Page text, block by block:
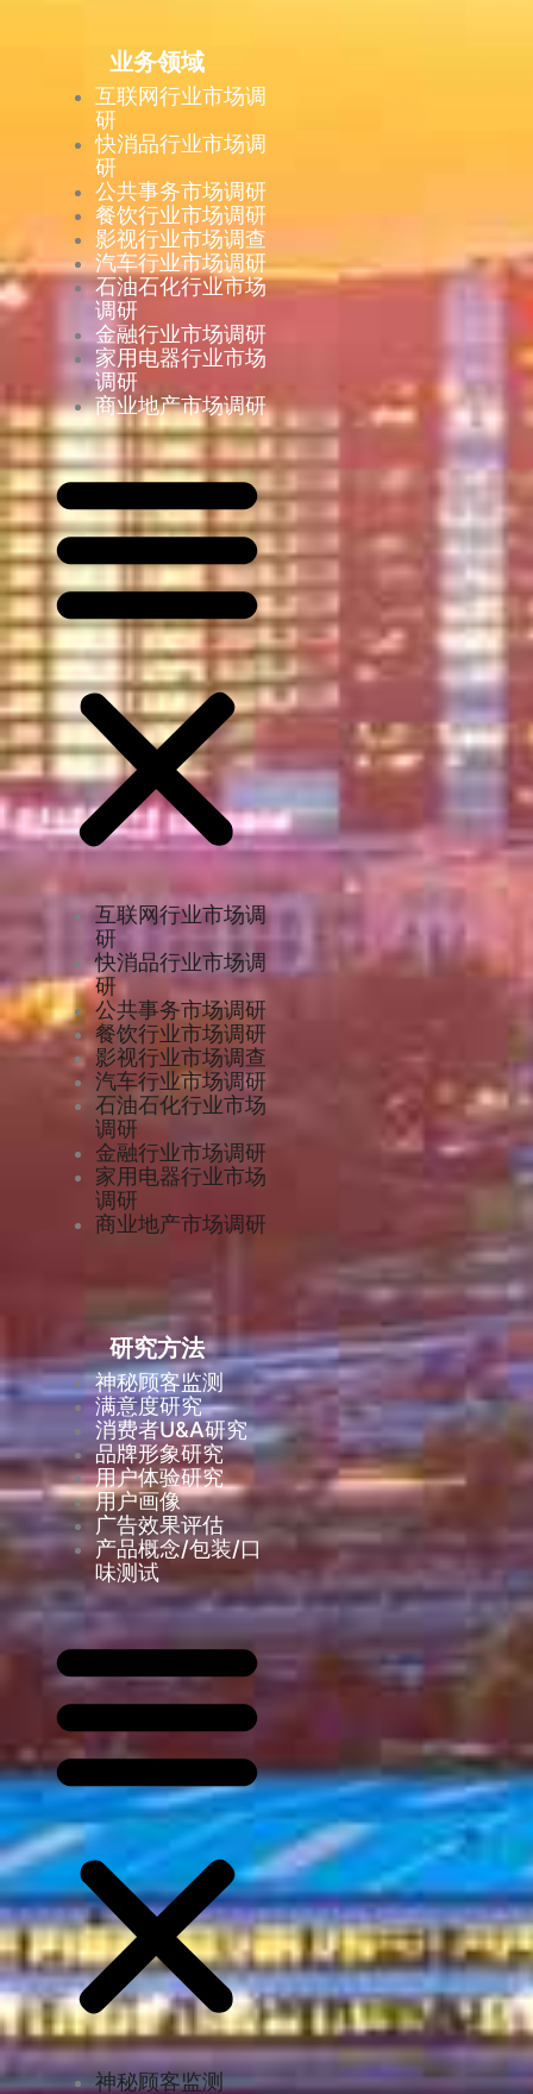
业务领域
互联网行业市场调
研
快消品行业市场调
研
公共事务市场调研
餐饮行业市场调研
影视行业市场调查
汽车行业市场调研
石油石化行业市场
调研
金融行业市场调研
家用电器行业市场
调研
商业地产市场调研
互联网行业市场调
研
快消品行业市场调
研
公共事务市场调研
餐饮行业市场调研
影视行业市场调查
汽车行业市场调研
石油石化行业市场
调研
金融行业市场调研
家用电器行业市场
调研
商业地产市场调研
研究方法
神秘顾客监测
满意度研究
消费者U&A研究
品牌形象研究
用户体验研究
用户画像
广告效果评估
产品概念/包装/口
味测试
神秘顾客监测